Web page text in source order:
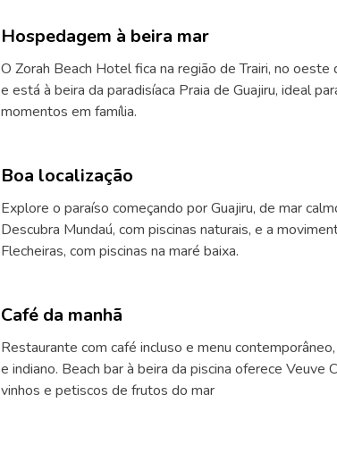
Hospedagem à beira mar
O Zorah Beach Hotel fica na região de Trairi, no oeste
e está à beira da paradisíaca Praia de Guajiru, ideal
momentos em família.
Boa localização
Explore o paraíso começando por Guajiru, de mar
Descubra Mundaú, com piscinas naturais, e a
Flecheiras, com piscinas na maré baixa.
Café da manhã
Restaurante com café incluso e menu
e indiano. Beach bar à beira da piscina oferece Veuve
vinhos e petiscos de frutos do mar